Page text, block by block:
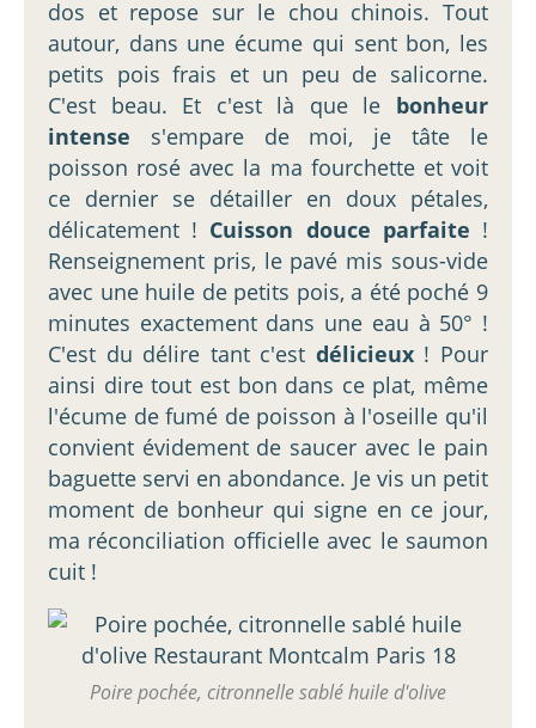
dos et repose sur le chou chinois. Tout
autour, dans une écume qui sent bon, les
petits pois frais et un peu de salicorne.
C'est beau. Et c'est là que le bonheur
intense s'empare de moi, je tâte le
poisson rosé avec la ma fourchette et voit
ce dernier se détailler en doux pétales,
délicatement ! Cuisson douce parfaite !
Renseignement pris, le pavé mis sous-vide
avec une huile de petits pois, a été poché 9
minutes exactement dans une eau à 50° !
C'est du délire tant c'est délicieux! Pour
ainsi dire tout est bon dans ce plat, même
l'écume de fumé de poisson à l'oseille qu'il
convient évidement de saucer avec le pain
baguette servi en abondance. Je vis un petit
moment de bonheur qui signe en ce jour,
ma réconciliation officielle avec le saumon
cuit !
Poire pochée, citronnelle sablé huile d'olive